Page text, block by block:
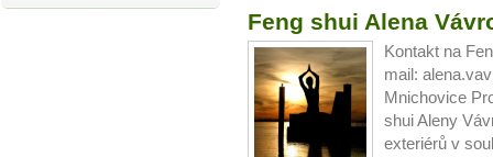
Feng shui Alena
Kontakt na
mail:
Mnichovice
shui Aleny
exteriérů v